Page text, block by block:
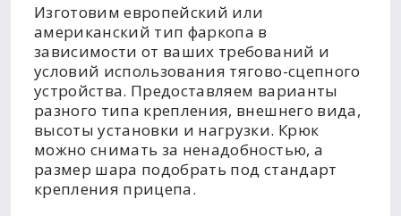
Изготовим европейский или
американский тип фаркопа в
зависимости от ваших требований и
условий использования тягово-сцепного
устройства. Предоставляем варианты
разного типа крепления, внешнего вида,
высоты установки и нагрузки. Крюк
можно снимать за ненадобностью, а
размер шара подобрать под стандарт
крепления прицепа.